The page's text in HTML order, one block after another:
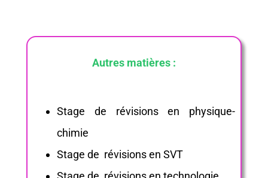
Autres matières :
Stage de révisions en physique-
chimie
Stage de révisions en SVT